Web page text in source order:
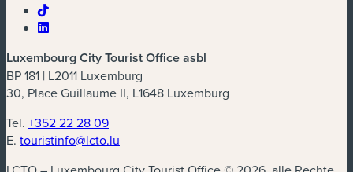
Luxembourg City Tourist Office asbl
BP 181 | L2011 Luxemburg
30, Place Guillaume II, L1648 Luxemburg
Tel. +352 22 28 09
E. touristinfo@lcto.lu